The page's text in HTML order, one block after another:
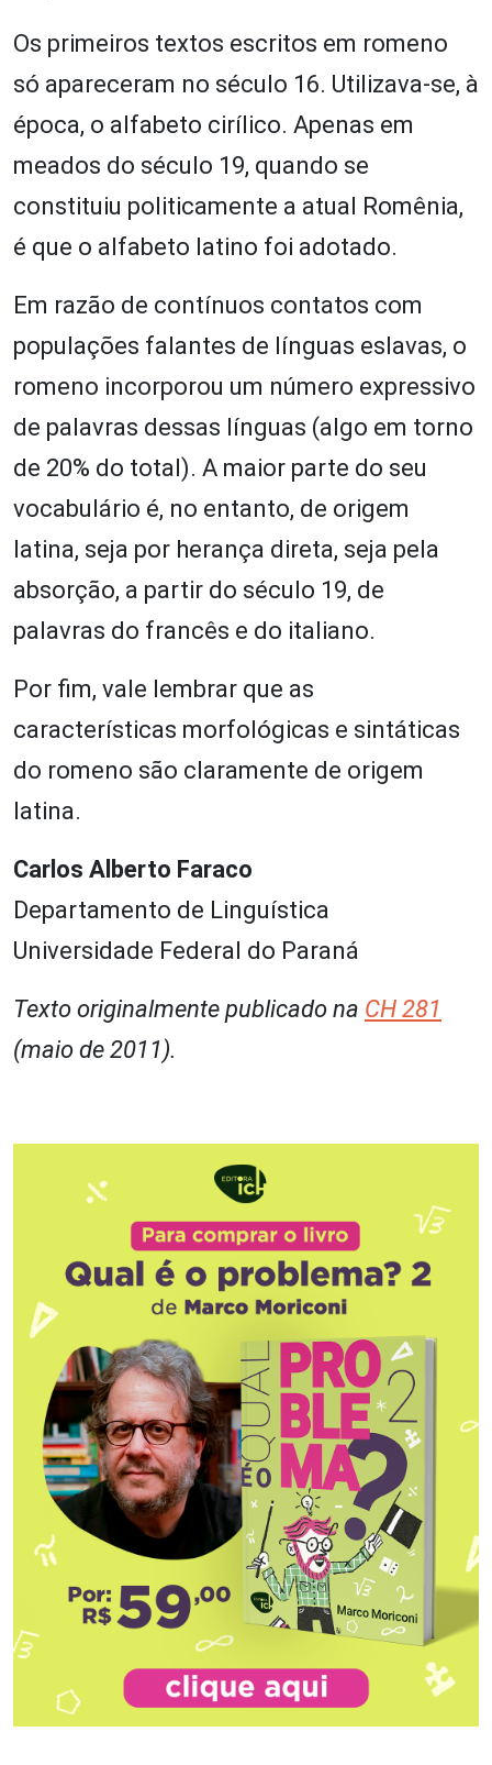
Os primeiros textos escritos em romeno
só apareceram no século 16. Utilizava-se, à
época, o alfabeto cirílico. Apenas em
meados do século 19, quando se
constituiu politicamente a atual Romênia,
é que o alfabeto latino foi adotado.
Em razão de contínuos contatos com
populações falantes de línguas eslavas, o
romeno incorporou um número expressivo
de palavras dessas línguas (algo em torno
de 20% do total). A maior parte do seu
vocabulário é, no entanto, de origem
latina, seja por herança direta, seja pela
absorção, a partir do século 19, de
palavras do francês e do italiano.
Por fim, vale lembrar que as
características morfológicas e sintáticas
do romeno são claramente de origem
latina.
Carlos Alberto Faraco
Departamento de Linguística
Universidade Federal do Paraná
Texto originalmente publicado na CH 281
(maio de 2011).